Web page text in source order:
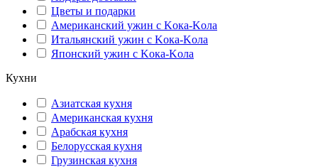
Цветы и подарки
Американский ужин с Kока-Kола
Итальянский ужин с Kока-Kола
Японский ужин с Kока-Kола
Кухни
Азиатская кухня
Американская кухня
Арабская кухня
Белорусская кухня
Грузинская кухня